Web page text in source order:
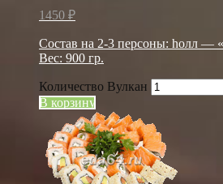
1450 ₽
Состав на 2-3 персоны: hолл —
Вес: 900 гр.
Количество Вулкан
В корзину